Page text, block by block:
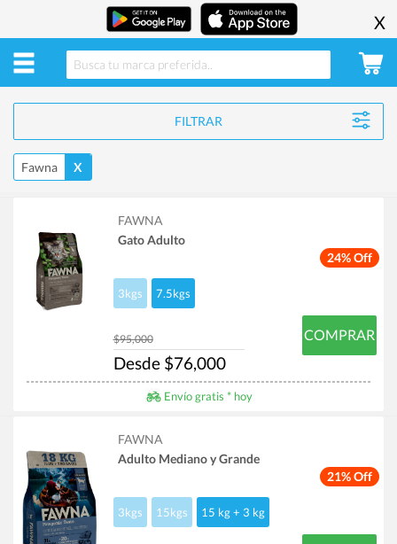
X
FILTRAR
Fawna X
24% Off
FAWNA
Gato Adulto
3kgs 7.5kgs
$95,000
Desde $76,000
COMPRAR
Envío gratis * hoy
21% Off
FAWNA
Adulto Mediano y Grande
3kgs 15kgs 15 kg + 3 kg